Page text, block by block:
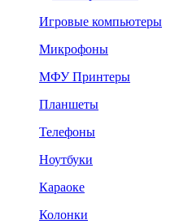
Игровые компьютеры
Микрофоны
МФУ Принтеры
Планшеты
Телефоны
Ноутбуки
Караоке
Колонки